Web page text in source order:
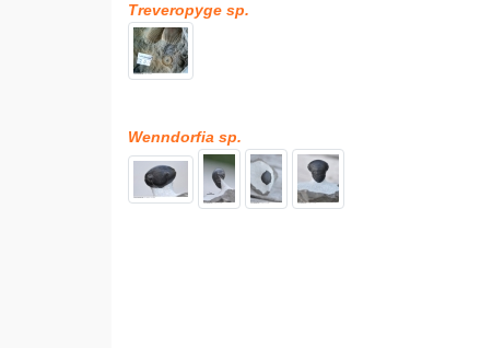
Treveropyge sp.
Wenndorfia sp.